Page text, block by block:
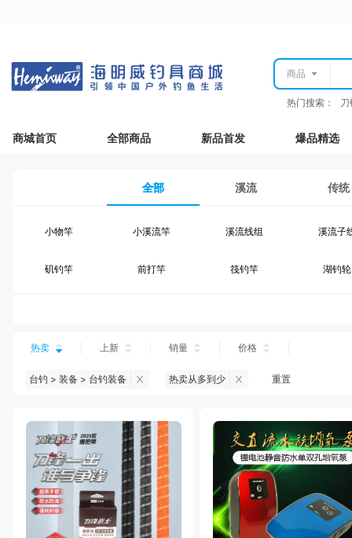
商品
热门搜索：
商城首页 全部商品 新品首发 爆品精选
全部 溪流 传统
小物竿 小溪流竿 溪流线组 溪流子
矶钓竿 前打竿 筏钓竿 湖钓轮
台钓仕挂 台钓钩
钓鱼伞 台钓服饰 台钓装备
黑坑浮漂 黑坑配件 黑坑钓灯 黑坑网
黑坑饵料 马口竿 路亚竿 雷强竿
路亚装备 海钓竿 海钓轮 海钓线
热卖 上新 销量 价格
台钓 > 装备 > 台钓装备 热卖从多到少 重置